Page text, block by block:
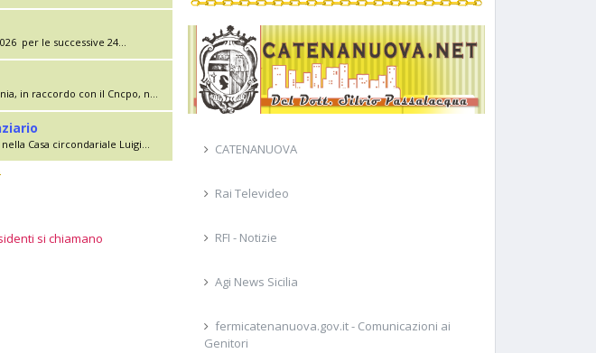
per le successive 24...
in raccordo con il Cncpo, n...
Casa circondariale Luigi...
si chiamano
CATENANUOVA
Rai Televideo
RFI - Notizie
Agi News Sicilia
fermicatenanuova.gov.it - Comunicazioni ai
Genitori